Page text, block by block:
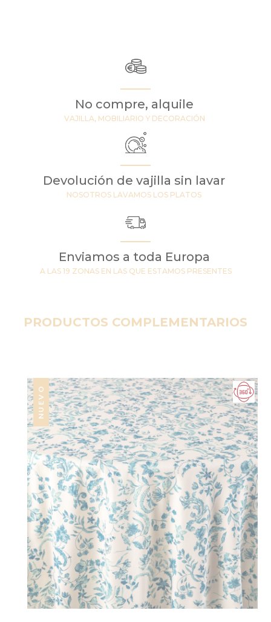
No compre, alquile
VAJILLA, MOBILIARIO Y DECORACIÓN
Devolución de vajilla sin lavar
NOSOTROS LAVAMOS LOS PLATOS
Enviamos a toda Europa
A LAS 19 ZONAS EN LAS QUE ESTAMOS PRESENTES
PRODUCTOS COMPLEMENTARIOS
NUEVO